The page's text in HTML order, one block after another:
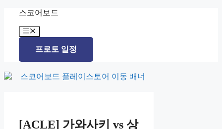
content
스코어보드
Menu
프로토 일정
[ACLE] 가와사키 vs 상